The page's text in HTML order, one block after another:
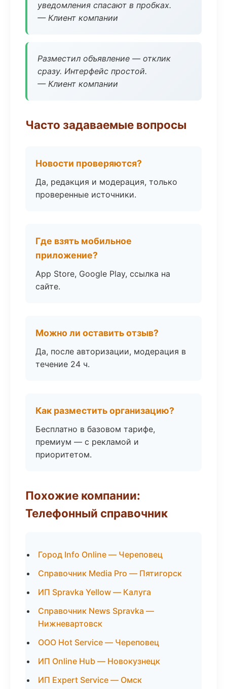
уведомления спасают в пробках.
— Клиент компании
Разместил объявление — отклик
сразу. Интерфейс простой.
— Клиент компании
Часто задаваемые вопросы
Новости проверяются?
Да, редакция и модерация, только
проверенные источники.
Где взять мобильное
приложение?
App Store, Google Play, ссылка на
сайте.
Можно ли оставить отзыв?
Да, после авторизации, модерация в
течение 24 ч.
Как разместить организацию?
Бесплатно в базовом тарифе,
премиум — с рекламой и
приоритетом.
Похожие компании:
Телефонный справочник
Город Info Online — Череповец
Справочник Media Pro — Пятигорск
ИП Spravka Yellow — Калуга
Справочник News Spravka —
Нижневартовск
ООО Hot Service — Череповец
ИП Online Hub — Новокузнецк
ИП Expert Service — Омск